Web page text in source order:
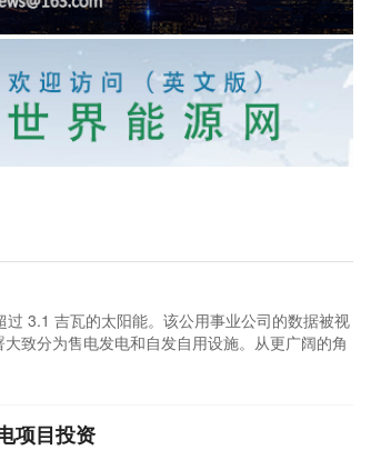
3.1 吉瓦的太阳能。该公用事业公司的数据被视
致分为售电发电和自发自用设施。从更广阔的角
别中部署了近3.7吉瓦的太阳能发电量，其中近
经比2024年上半年之后的估计值有所改善。韩
项目投资